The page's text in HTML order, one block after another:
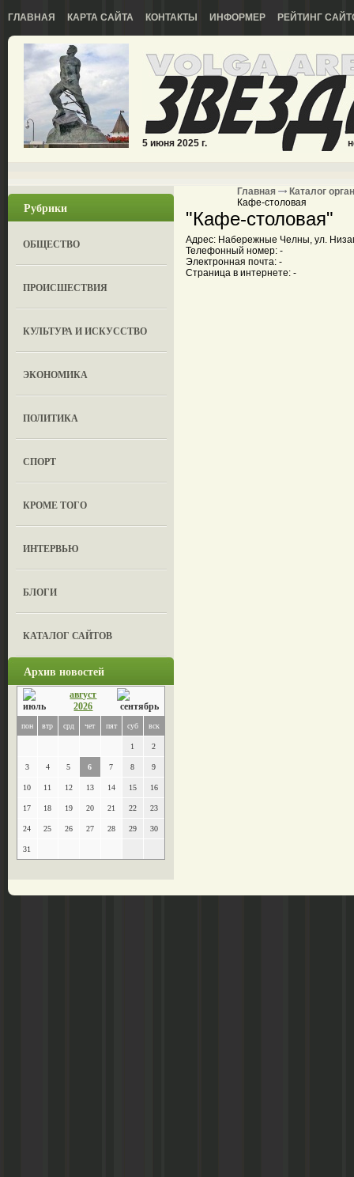
ГЛАВНАЯ КАРТА САЙТА КОНТАКТЫ ИНФОРМЕР РЕЙТИНГ
5 июня 2025 г.
Рубрики
ОБЩЕСТВО
ПРОИСШЕСТВИЯ
КУЛЬТУРА И ИСКУССТВО
ЭКОНОМИКА
ПОЛИТИКА
СПОРТ
КРОМЕ ТОГО
ИНТЕРВЬЮ
БЛОГИ
КАТАЛОГ САЙТОВ
Архив новостей
август
2026
пон втр срд чет пят суб вск
1 2
3 4 5 6 7 8 9
10 11 12 13 14 15 16
17 18 19 20 21 22 23
24 25 26 27 28 29 30
31
Главная
Каталог
Кафе-столовая
"Кафе-столовая"
Адрес: Набережные Челны, ул.
Телефонный номер: -
Электронная почта: -
Страница в интернете: -